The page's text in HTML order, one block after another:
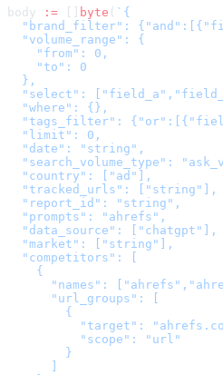
body := byte ( ` {
"brand_filter":
  "volume_range": {
    "from": 0,
    "to": 0
  },
"select":
  "where": {},
"tags_filter":
  "limit": 0,
  "date": "string",
"search_volume_type":
  "country": ["ad"],
  "tracked_urls": ["string"],
  "report_id": "string",
  "prompts": "ahrefs",
  "data_source": ["chatgpt"],
  "market": ["string"],
  "competitors": [
    {
"names":
      "url_groups": [
        {
"target":
          "scope": "url"
        }